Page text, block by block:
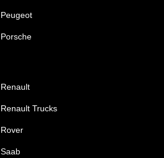
Peugeot
Porsche
Renault
Renault Trucks
Rover
Saab